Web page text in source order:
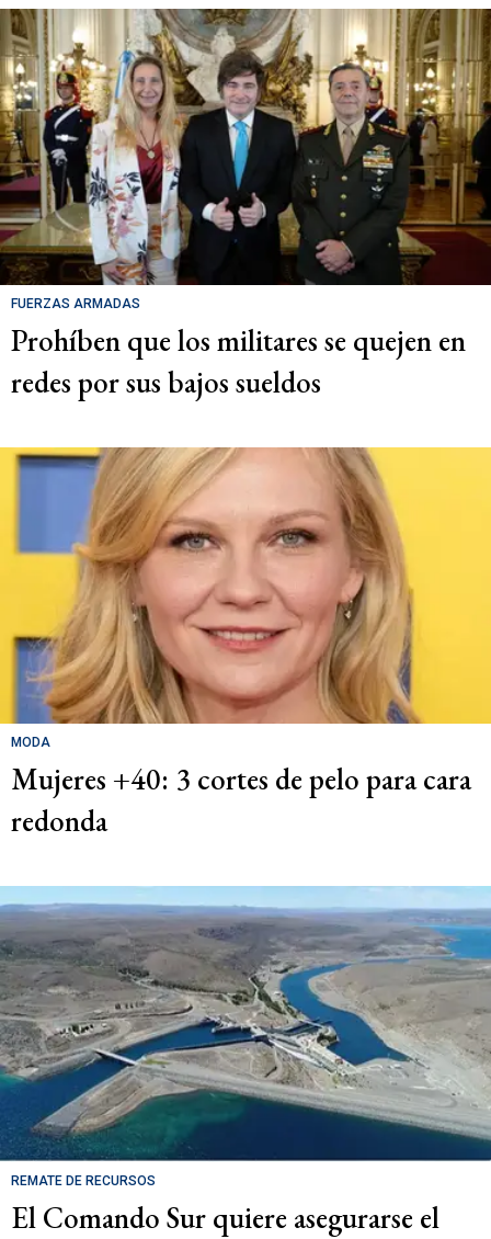
FUERZAS ARMADAS
Prohíben que los militares se quejen en
redes por sus bajos sueldos
MODA
Mujeres +40: 3 cortes de pelo para cara
redonda
REMATE DE RECURSOS
El Comando Sur quiere asegurarse el